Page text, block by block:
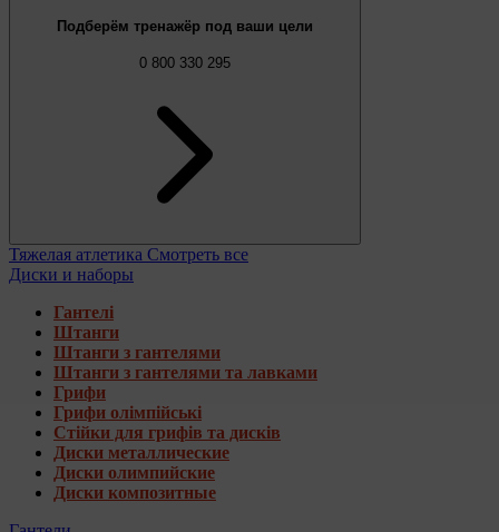
Подберём тренажёр под ваши цели
0 800 330 295
Тяжелая атлетика Смотреть все
Диски и наборы
Гантелі
Штанги
Штанги з гантелями
Штанги з гантелями та лавками
Грифи
Грифи олімпійські
Стійки для грифів та дисків
Диски металлические
Диски олимпийские
Диски композитные